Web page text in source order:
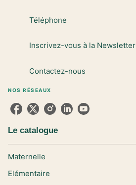
Téléphone
Inscrivez-vous à la Newsletter
Contactez-nous
NOS RÉSEAUX
Le catalogue
Maternelle
Elémentaire